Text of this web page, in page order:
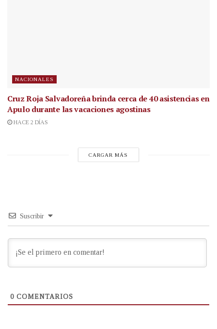
NACIONALES
Cruz Roja Salvadoreña brinda cerca de 40 asistencias en
Apulo durante las vacaciones agostinas
HACE 2 DÍAS
CARGAR MÁS
Suscribir
0 COMENTARIOS